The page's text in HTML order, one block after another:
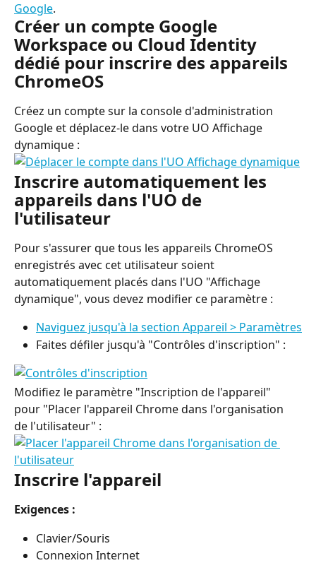
Google.
Créer un compte Google
Workspace ou Cloud Identity
dédié pour inscrire des appareils
ChromeOS
Créez un compte sur la console d'administration
Google et déplacez-le dans votre UO Affichage
dynamique :
Inscrire automatiquement les
appareils dans l'UO de
l'utilisateur
Pour s'assurer que tous les appareils ChromeOS
enregistrés avec cet utilisateur soient
automatiquement placés dans l'UO "Affichage
dynamique", vous devez modifier ce paramètre :
Naviguez jusqu'à la section Appareil > Paramètres
Faites défiler jusqu'à "Contrôles d'inscription" :
Modifiez le paramètre "Inscription de l'appareil"
pour "Placer l'appareil Chrome dans l'organisation
de l'utilisateur" :
Inscrire l'appareil
Exigences :
Clavier/Souris
Connexion Internet